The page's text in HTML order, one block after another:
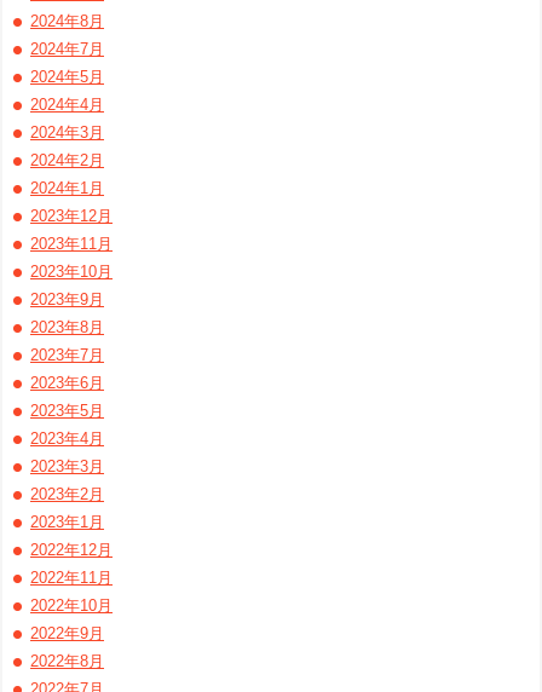
2024年8月
2024年7月
2024年5月
2024年4月
2024年3月
2024年2月
2024年1月
2023年12月
2023年11月
2023年10月
2023年9月
2023年8月
2023年7月
2023年6月
2023年5月
2023年4月
2023年3月
2023年2月
2023年1月
2022年12月
2022年11月
2022年10月
2022年9月
2022年8月